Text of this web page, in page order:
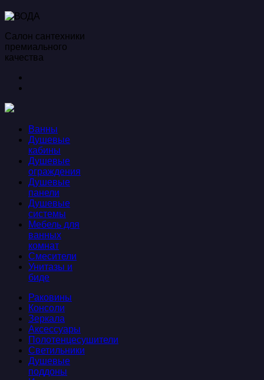
Салон сантехники
премиального
качества
Ванны
Душевые
кабины
Душевые
ограждения
Душевые
панели
Душевые
системы
Мебель для
ванных
комнат
Смесители
Унитазы и
биде
Раковины
Консоли
Зеркала
Аксессуары
Полотенцесушители
Светильники
Душевые
поддоны